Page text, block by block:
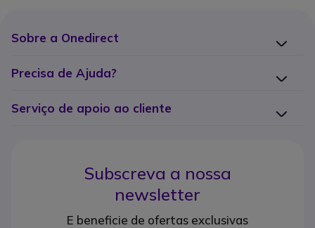
Sobre a Onedirect
Precisa de Ajuda?
Serviço de apoio ao cliente
Subscreva a nossa
newsletter
E beneficie de ofertas exclusivas